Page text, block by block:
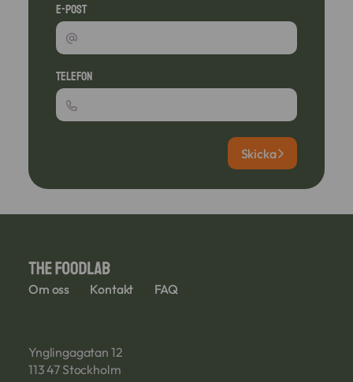
E-post
Telefon
Skicka
Om oss Kontakt FAQ
Ynglingagatan 12
113 47 Stockholm